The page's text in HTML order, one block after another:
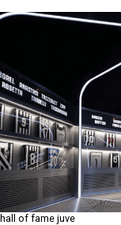
hall of fame juve